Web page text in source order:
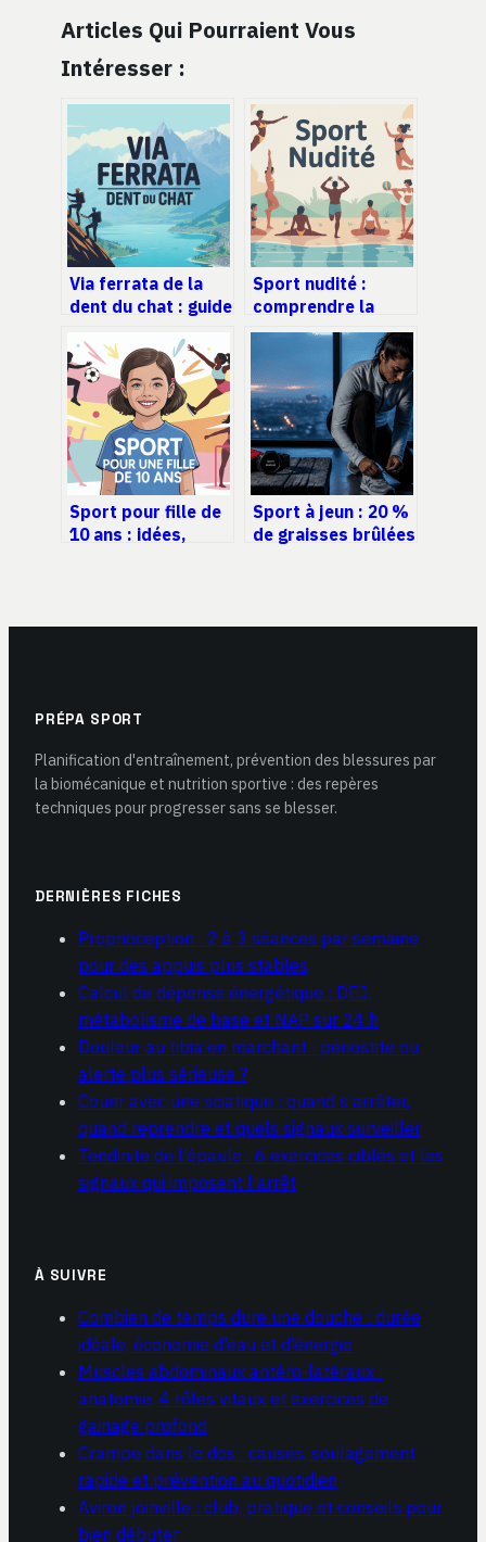
Articles Qui Pourraient Vous
Intéresser :
Via ferrata de la
dent du chat : guide
complet pour une
sortie réussie
Sport nudité :
comprendre la
pratique, ses
enjeux et son cadre
Sport pour fille de
10 ans : idées,
Sport à jeun : 20 %
de graisses brûlées
PRÉPA SPORT
Planification d'entraînement, prévention des blessures par
la biomécanique et nutrition sportive : des repères
techniques pour progresser sans se blesser.
DERNIÈRES FICHES
Proprioception : 2 à 3 séances par semaine
pour des appuis plus stables
Calcul de dépense énergétique : DEJ,
métabolisme de base et NAP sur 24 h
Douleur au tibia en marchant : périostite ou
alerte plus sérieuse ?
Courir avec une sciatique : quand s’arrêter,
quand reprendre et quels signaux surveiller
Tendinite de l’épaule : 6 exercices ciblés et les
signaux qui imposent l’arrêt
À SUIVRE
Combien de temps dure une douche : durée
idéale, économie d’eau et d’énergie
Muscles abdominaux antéro-latéraux :
anatomie, 4 rôles vitaux et exercices de
gainage profond
Crampe dans le dos : causes, soulagement
rapide et prévention au quotidien
Aviron joinville : club, pratique et conseils pour
bien débuter